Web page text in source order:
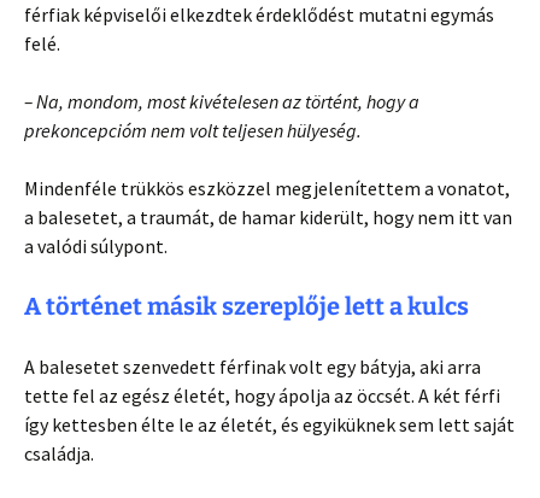
férfiak képviselői elkezdtek érdeklődést mutatni egymás
felé.
– Na, mondom, most kivételesen az történt, hogy a
prekoncepcióm nem volt teljesen hülyeség.
Mindenféle trükkös eszközzel megjelenítettem a vonatot,
a balesetet, a traumát, de hamar kiderült, hogy nem itt van
a valódi súlypont.
A történet másik szereplője lett a kulcs
A balesetet szenvedett férfinak volt egy bátyja, aki arra
tette fel az egész életét, hogy ápolja az öccsét. A két férfi
így kettesben élte le az életét, és egyiküknek sem lett saját
családja.